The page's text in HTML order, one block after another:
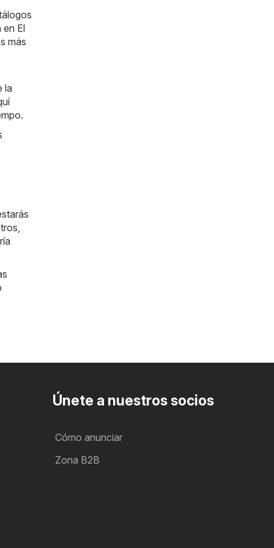
en El
más
la
Únete a nuestros socios
Cómo anunciar
Zona B2B